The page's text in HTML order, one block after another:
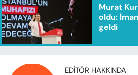
Murat
oldu:
geldi
EDITÖR HAKKINDA